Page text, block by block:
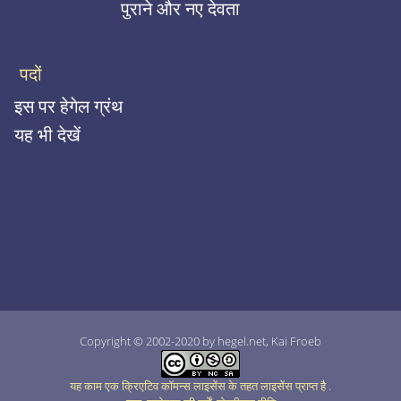
पुराने और नए देवता
पदों
इस पर हेगेल ग्रंथ
यह भी देखें
Copyright © 2002-2020 by hegel.net, Kai Froeb
यह काम एक क्रिएटिव कॉमन्स लाइसेंस के तहत लाइसेंस प्राप्त है.